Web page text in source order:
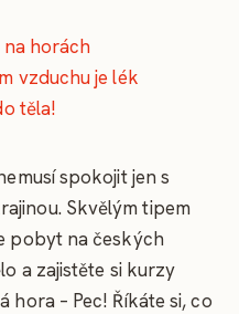
horách
vzduchu je lék
těla!
spokojit jen s
Skvělým tipem
pobyt na českých
a zajistěte si kurzy
hora – Pec! Říkáte si, co